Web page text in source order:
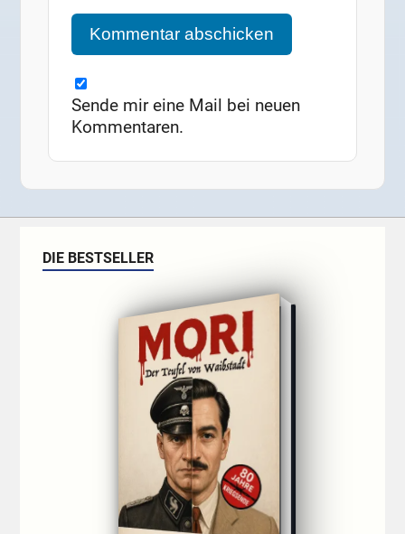
Sende mir eine Mail bei neuen
Kommentaren.
DIE BESTSELLER